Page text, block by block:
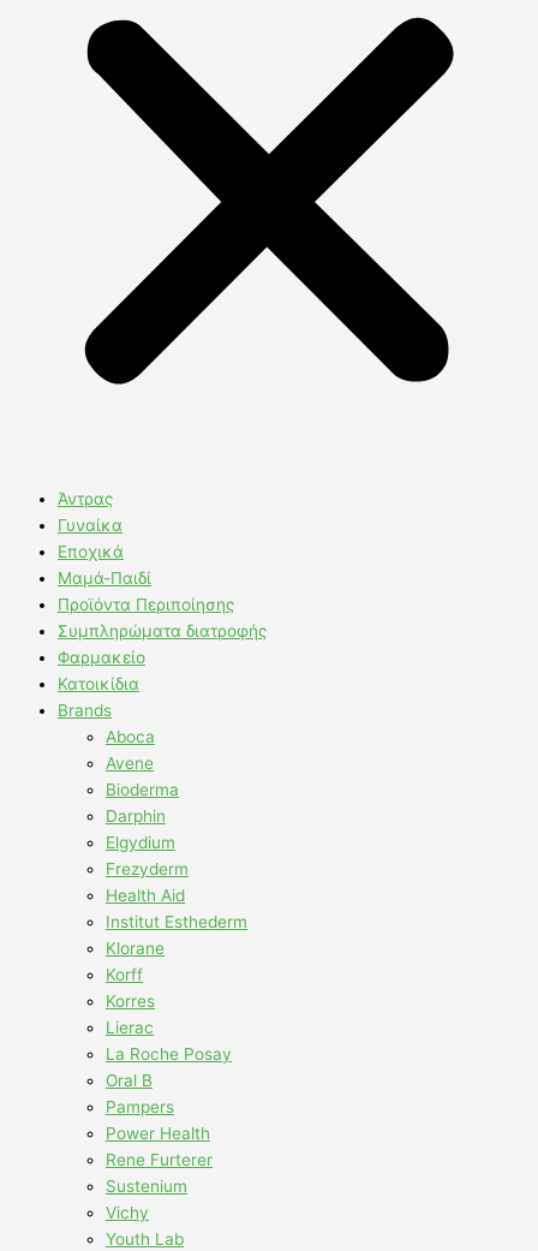
Άντρας
Γυναίκα
Εποχικά
Μαμά-Παιδί
Προϊόντα Περιποίησης
Συμπληρώματα διατροφής
Φαρμακείο
Κατοικίδια
Brands
Aboca
Avene
Bioderma
Darphin
Elgydium
Frezyderm
Health Aid
Institut Esthederm
Klorane
Korff
Korres
Lierac
La Roche Posay
Oral B
Pampers
Power Health
Rene Furterer
Sustenium
Vichy
Youth Lab